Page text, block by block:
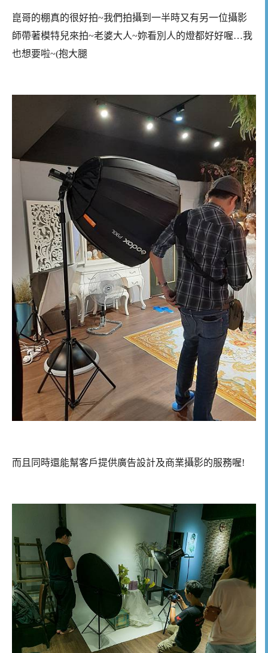
崑哥的棚真的很好拍~我們拍攝到一半時又有另一位攝影
師帶著模特兒來拍~老婆大人~妳看別人的燈都好好喔…我
也想要啦~(抱大腿
而且同時還能幫客戶提供廣告設計及商業攝影的服務喔!